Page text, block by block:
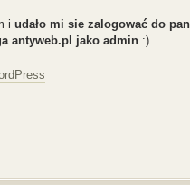
i udało mi sie zalogować do
antyweb.pl jako admin:)